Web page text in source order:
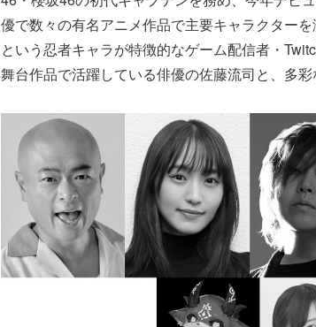
優で数々の有名アニメ作品で主要キャラクター
という忍者キャラが特徴的なゲーム配信者・
舞台作品で活躍している俳優の佐藤流司と、多彩